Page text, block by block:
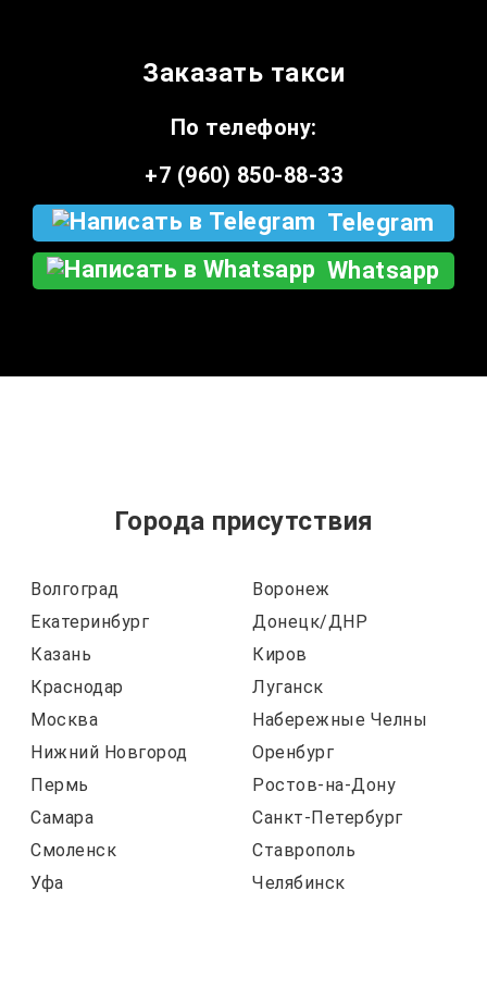
Заказать такси
По телефону:
+7 (960) 850-88-33
Telegram
Whatsapp
Города присутствия
Волгоград
Воронеж
Екатеринбург
Донецк/ДНР
Казань
Киров
Краснодар
Луганск
Москва
Набережные Челны
Нижний Новгород
Оренбург
Пермь
Ростов-на-Дону
Самара
Санкт-Петербург
Смоленск
Ставрополь
Уфа
Челябинск